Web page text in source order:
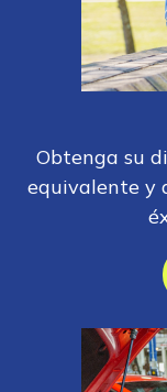
Obtenga su
equivalente y